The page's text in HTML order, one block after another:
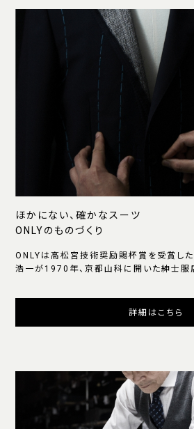
ほかにない、確かなスーツ
ONLYのものづくり
ONLYは高松宮技術奨励賜杯賞を受賞した
浩一が1970年、京都山科に開いた紳士服
詳細はこちら